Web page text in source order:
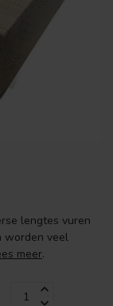
lengtes vuren
worden veel
meer.